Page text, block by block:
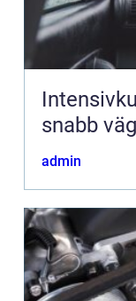
snabb
admin